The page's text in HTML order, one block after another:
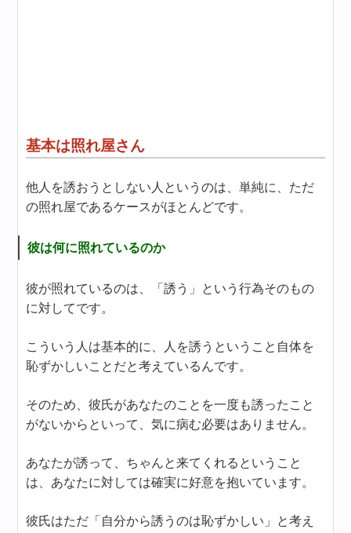
基本は照れ屋さん
他人を誘おうとしない人というのは、単純に、ただ
の照れ屋であるケースがほとんどです。
彼は何に照れているのか
彼が照れているのは、「誘う」という行為そのもの
に対してです。
こういう人は基本的に、人を誘うということ自体を
恥ずかしいことだと考えているんです。
そのため、彼氏があなたのことを一度も誘ったこと
がないからといって、気に病む必要はありません。
あなたが誘って、ちゃんと来てくれるということ
は、あなたに対しては確実に好意を抱いています。
彼氏はただ「自分から誘うのは恥ずかしい」と考え